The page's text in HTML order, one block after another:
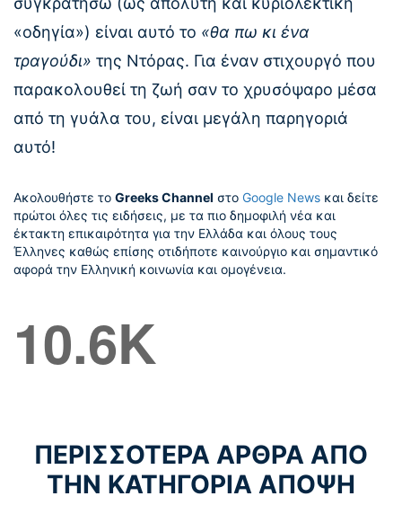
«οδηγία») είναι αυτό το «θα πω κι ένα
τραγούδι» της Ντόρας. Για έναν στιχουργό που
παρακολουθεί τη ζωή σαν το χρυσόψαρο μέσα
από τη γυάλα του, είναι μεγάλη παρηγοριά
αυτό!
Ακολουθήστε το Greeks Channel στο Google News και δείτε
πρώτοι όλες τις ειδήσεις, με τα πιο δημοφιλή νέα και
έκτακτη επικαιρότητα για την Ελλάδα και όλους τους
Έλληνες καθώς επίσης οτιδήποτε καινούργιο και σημαντικό
αφορά την Ελληνική κοινωνία και ομογένεια.
10.6K
ΠΕΡΙΣΣΟΤΕΡΑ ΑΡΘΡΑ ΑΠΟ
ΤΗΝ ΚΑΤΗΓΟΡΙΑ ΑΠΟΨΗ